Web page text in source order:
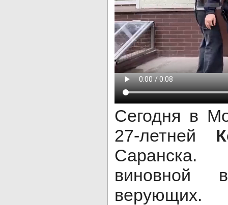
Сегодня в
27-летней
виновной
верующих.